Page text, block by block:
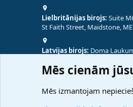
Lielbritānijas birojs: Suite
St Faith Street, Maidstone,
Latvijas birojs: Doma
Mēs cienām
Mēs izmantojam